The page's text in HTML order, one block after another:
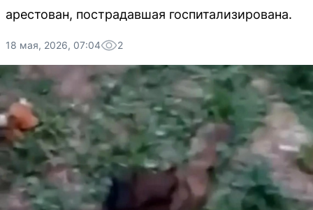
арестован, пострадавшая госпитализирована.
18 мая, 2026, 07:04 2